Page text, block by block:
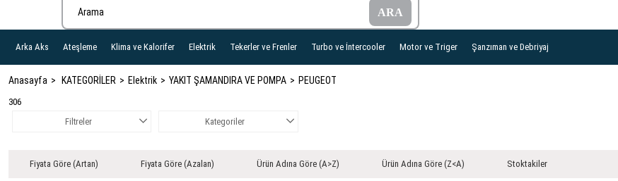
Arka Aks Ateşleme Klima ve Kalorifer Elektrik Tekerler ve Frenler Turbo ve İntercooler Motor ve Triger Şanzıman ve Debriyaj
Anasayfa KATEGORİLER Elektrik YAKIT ŞAMANDIRA VE POMPA PEUGEOT
306
Filtreler
Kategoriler
Fiyata Göre (Artan) Fiyata Göre (Azalan) Ürün Adına Göre (A>Z) Ürün Adına Göre (Z<A) Stoktakiler